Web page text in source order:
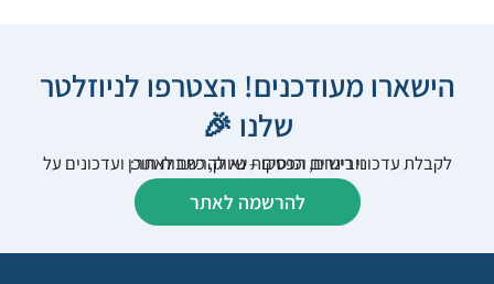
הישארו מעודכנים! הצטרפו לניוזלטר
שלנו 🎉
לקבלת עדכוני רישום, הפסקות שיווק, כתבות תוכן ועדכונים על וובינרים וכנסים – נא להרשם לאתר:
להרשמה לאתר